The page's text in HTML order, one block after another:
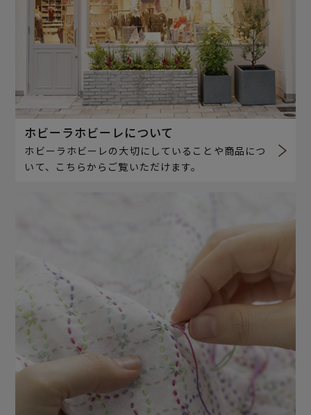
ホビーラホビーレについて
ホビーラホビーレの大切にしていることや商品につ
いて、こちらからご覧いただけます。